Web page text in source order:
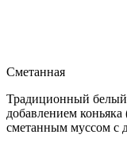
Сметанная
Традиционный
добавлением
сметанным муссом с